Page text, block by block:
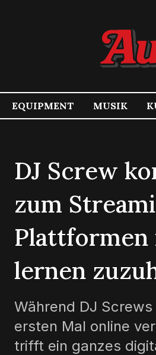
EQUIPMENT MUSIK
DJ Screw
zum
Plattformen
lernen
Während DJ
ersten Mal online
trifft ein ganzes